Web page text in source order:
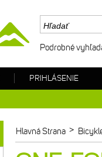
Hlavná Strana >
Podrobné
PRIHLÁSENIE